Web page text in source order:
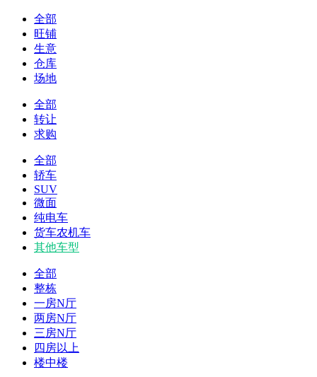
全部
旺铺
生意
仓库
场地
全部
转让
求购
全部
轿车
SUV
微面
纯电车
货车农机车
其他车型
全部
整栋
一房N厅
两房N厅
三房N厅
四房以上
楼中楼